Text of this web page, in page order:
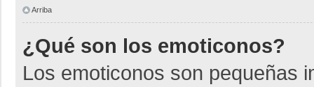
Arriba
¿Qué son los emoticonos?
Los emoticonos son pequeñas